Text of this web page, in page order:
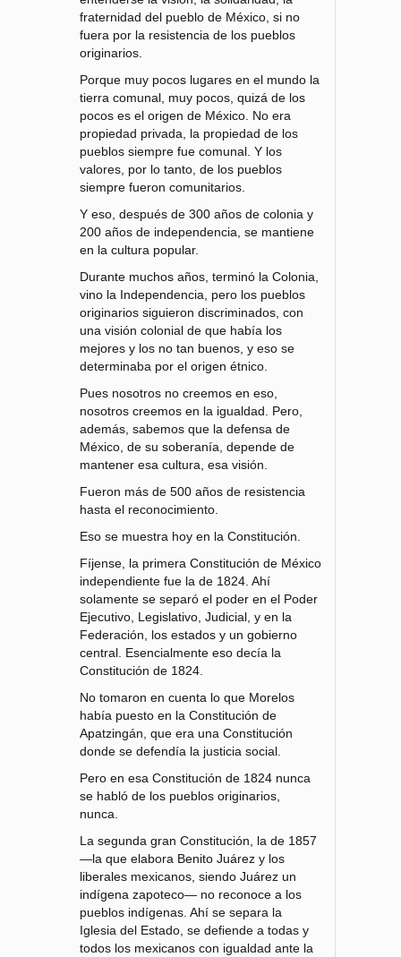
fraternidad del pueblo de México, si no
fuera por la resistencia de los pueblos
originarios.
Porque muy pocos lugares en el mundo la
tierra comunal, muy pocos, quizá de los
pocos es el origen de México. No era
propiedad privada, la propiedad de los
pueblos siempre fue comunal. Y los
valores, por lo tanto, de los pueblos
siempre fueron comunitarios.
Y eso, después de 300 años de colonia y
200 años de independencia, se mantiene
en la cultura popular.
Durante muchos años, terminó la Colonia,
vino la Independencia, pero los pueblos
originarios siguieron discriminados, con
una visión colonial de que había los
mejores y los no tan buenos, y eso se
determinaba por el origen étnico.
Pues nosotros no creemos en eso,
nosotros creemos en la igualdad. Pero,
además, sabemos que la defensa de
México, de su soberanía, depende de
mantener esa cultura, esa visión.
Fueron más de 500 años de resistencia
hasta el reconocimiento.
Eso se muestra hoy en la Constitución.
Fíjense, la primera Constitución de México
independiente fue la de 1824. Ahí
solamente se separó el poder en el Poder
Ejecutivo, Legislativo, Judicial, y en la
Federación, los estados y un gobierno
central. Esencialmente eso decía la
Constitución de 1824.
No tomaron en cuenta lo que Morelos
había puesto en la Constitución de
Apatzingán, que era una Constitución
donde se defendía la justicia social.
Pero en esa Constitución de 1824 nunca
se habló de los pueblos originarios,
nunca.
La segunda gran Constitución, la de 1857
—la que elabora Benito Juárez y los
liberales mexicanos, siendo Juárez un
indígena zapoteco— no reconoce a los
pueblos indígenas. Ahí se separa la
Iglesia del Estado, se defiende a todas y
todos los mexicanos con igualdad ante la